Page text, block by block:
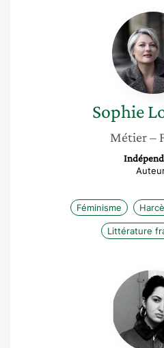
Sophie
Métier–
Féminisme
Littérature